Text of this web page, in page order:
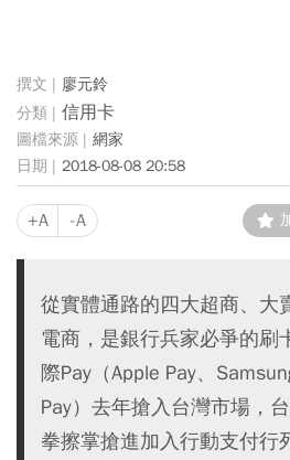
廖元鈴
信用卡
網家
2018-08-08 20:58
+A -A
從實體通路的四大超商、大
電商，是銀行兵家必爭的刷
際Pay（Apple Pay、
Pay）去年搶入台灣市場，
拳擦掌搶進加入行動支付